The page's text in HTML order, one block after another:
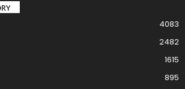
4083
2482
1615
895